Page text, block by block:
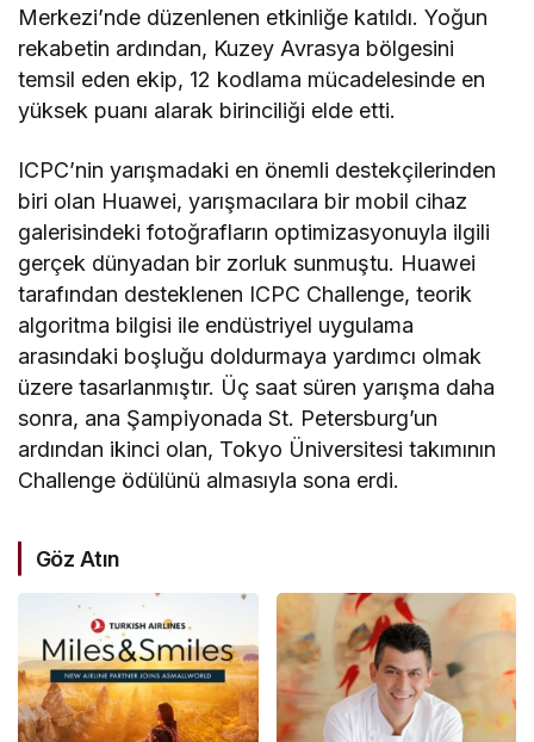
Merkezi’nde düzenlenen etkinliğe katıldı. Yoğun
rekabetin ardından, Kuzey Avrasya bölgesini
temsil eden ekip, 12 kodlama mücadelesinde en
yüksek puanı alarak birinciliği elde etti.
ICPC’nin yarışmadaki en önemli destekçilerinden
biri olan Huawei, yarışmacılara bir mobil cihaz
galerisindeki fotoğrafların optimizasyonuyla ilgili
gerçek dünyadan bir zorluk sunmuştu. Huawei
tarafından desteklenen ICPC Challenge, teorik
algoritma bilgisi ile endüstriyel uygulama
arasındaki boşluğu doldurmaya yardımcı olmak
üzere tasarlanmıştır. Üç saat süren yarışma daha
sonra, ana Şampiyonada St. Petersburg’un
ardından ikinci olan, Tokyo Üniversitesi takımının
Challenge ödülünü almasıyla sona erdi.
Göz Atın